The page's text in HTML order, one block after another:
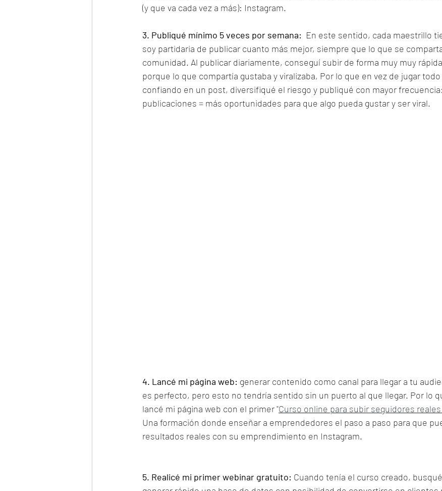
(y que va cada vez a más): Instagram.
3. Publiqué mínimo 5 veces por semana:
En este sentido, cada maestrillo
soy partidaria de publicar cuanto más mejor, siempre que lo que se
comunidad. Al publicar diariamente, conseguí subir de forma muy muy
porque lo que compartía gustaba y viralizaba, Por lo que en vez de jugar
confiando en un post, diversifiqué el riesgo y publiqué con mayor
publicaciones = más oportunidades para que algo pueda gustar y ser viral.
4. Lancé mi página web: generar contenido como canal para llegar a tu
es perfecto, pero esto no tendría sentido sin un puerto al que llegar. Por lo
lancé mi página web con el primer "Curso online para subir seguidores
Una formación donde enseñar a emprendedores el paso a paso para que
resultados reales con su emprendimiento en Instagram.
5. Realicé mi primer webinar gratuito: Cuando tenía el curso creado,